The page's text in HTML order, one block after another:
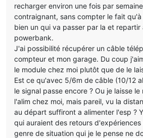
recharger environ une fois par
contraignant, sans compter le fait
bien un qui va passer par la et repartir
powerbank.
J'ai possibilité récupérer un câble
compteur et mon garage. Du coup
le module chez moi plutôt que de le
Est ce qu'avec 5/6m de câble (10/12
le signal passe encore ? Ou je laisse
l'alim chez moi, mais pareil, vu la
au départ suffiront a alimenter l'esp ?
qui auraient des retours
genre de situation qui je le pense ne